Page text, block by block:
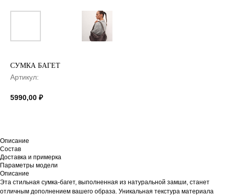
СУМКА БАГЕТ
Артикул:
5990,00 ₽
Описание
Состав
Доставка и примерка
Параметры модели
Описание
Эта стильная сумка-багет, выполненная из натуральной замши, станет
отличным дополнением вашего образа. Уникальная текстура материала